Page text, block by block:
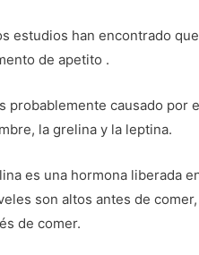
estudios han encontrado
de apetito .
probablemente causado por
la grelina y la leptina.
es una hormona liberada
son altos antes de
de comer.